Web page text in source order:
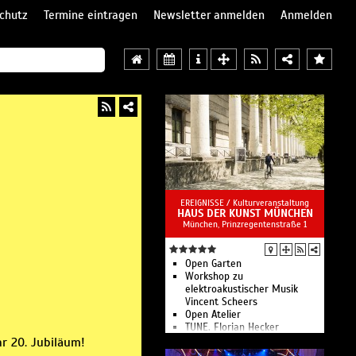
Termine eintragen Newsletter anmelden
Anmelden
20. Jubiläum!
EREIGNISSE / Kulturveranstaltung
HAUS DER KUNST MÜNCHEN
München, Prinzregentenstraße 1
Open Garten
Workshop zu
elektroakustischer Musik
Vincent Scheers
Open Atelier
TUNE. Florian Hecker
live